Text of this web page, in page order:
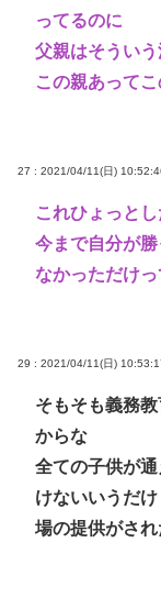
ってるのに
父親はそうい
この親あって
27 : 2021/04/11(日)
これひょっと
今まで自分が
なかっただけっ
29 : 2021/04/11(日)
そもそも義務
からな
全ての子供が
けないいうだけ
場の提供がさ